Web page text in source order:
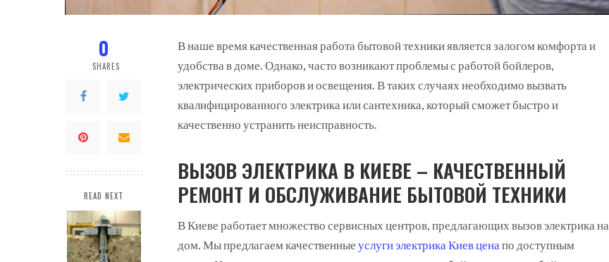
0
SHARES
READ NEXT
В наше время качественная работа бытовой техники является залогом комфорта и
удобства в доме. Однако, часто возникают проблемы с работой бойлеров,
электрических приборов и освещения.В таких случаях необходимо вызвать
квалифицированного электрика или сантехника, который сможет быстро и
качественно устранить неисправность.
ВЫЗОВ ЭЛЕКТРИКА В КИЕВЕ – КАЧЕСТВЕННЫЙ
РЕМОНТ И ОБСЛУЖИВАНИЕ БЫТОВОЙ ТЕХНИКИ
В Киеве работает множество сервисных центров, предлагающих вызов электрика на
дом. Мы предлагаем качественныеуслуги электрика Киев ценапо доступным